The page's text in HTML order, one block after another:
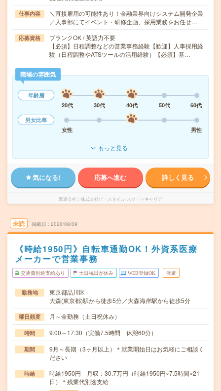
仕事内容
＼直接雇用の可能性あり！金融業界向けシステム開発企業
／人事部にてイベント・研修企画、採用業務をお任せ…
応募資格
ブランクOK / 英語力不要
【必須】日程調整などの営業事務経験【歓迎】人事採用経
験（日程調整やATSツールの活用経験）【必須】基…
職場の雰囲気
年齢層
20代
30代 40代 50代
60代
男女比率
女性
男性
もっと見る
気になる! 応募へ進む 詳しく見る
派遣会社 株式会社ビースタイル スマートキャリア
未読 掲載日 2026/08/09
《時給1950円》自転車通勤OK！外資系医療
メーカーで営業事務
交通費別途支給あり 土日祝日が休み WEB登録OK 派遣
勤務地
東京都品川区
大森(東京都)駅から徒歩5分／大森海岸駅から徒歩5分
曜日頻度 月～金勤務（土日祝休み）
時間 9:00～17:30（実働7.5時間 休憩60分）
期間
9月～長期（3ヶ月以上）＊就業開始日はお気軽にご相談く
ださい
時給
時給1950円 月収：30.7万円（時給1950円×7.5時間×21
日）＊残業代別途支給